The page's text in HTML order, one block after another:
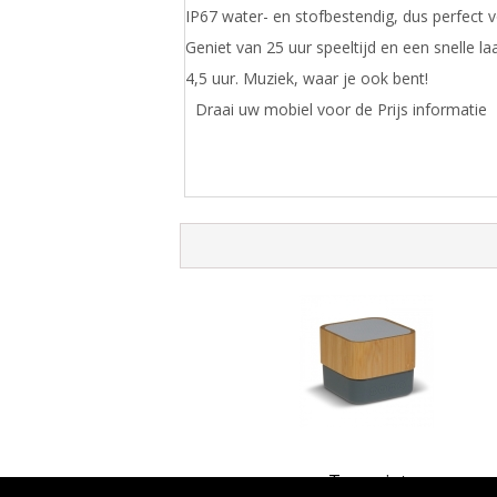
IP67 water- en stofbestendig, dus perfect
Geniet van 25 uur speeltijd en een snelle
4,5 uur. Muziek, waar je ook bent!
Draai uw mobiel voor de Prijs informatie
Toppoint